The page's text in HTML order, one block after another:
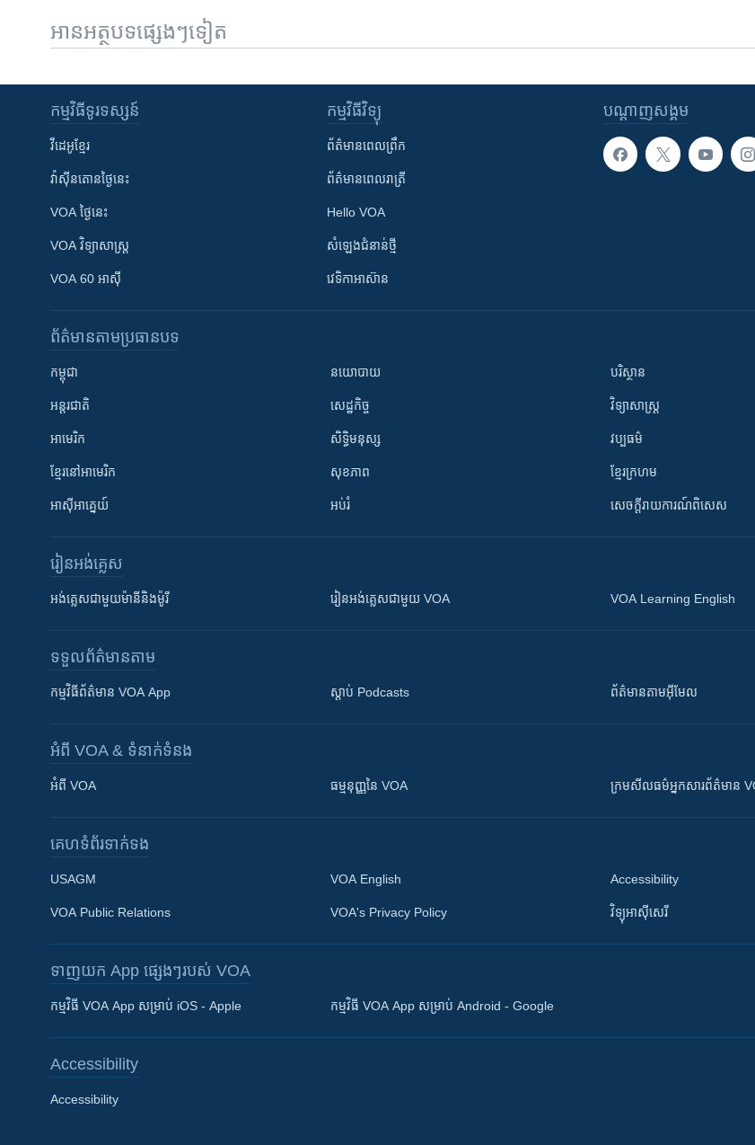
Khmer English
ភាសា
អានអត្ថបទផ្សេងៗទៀត
បណ្តាញ​សង្គម
កម្មវិធី​ទូរទស្សន៍
វីដេអូ​ខ្មែរ
វ៉ាស៊ីនតោន​ថ្ងៃ​នេះ
VOA ថ្ងៃនេះ
VOA ​វិទ្យាសាស្ត្រ
VOA 60 អាស៊ី
កម្មវិធី​វិទ្យុ
ព័ត៌មាន​ពេល​ព្រឹក
ព័ត៌មាន​​ពេល​រាត្រី
Hello VOA
សំឡេង​ជំនាន់​ថ្មី
វេទិកា​អាស៊ាន
ព័ត៌មាន​តាមប្រធានបទ​
កម្ពុជា
អន្តរជាតិ
អាមេរិក
ខ្មែរ​នៅអាមេរិក
អាស៊ីអាគ្នេយ៍
នយោបាយ
សេដ្ឋកិច្ច
សិទ្ធិមនុស្ស
សុខភាព
អប់រំ
បរិស្ថាន
វិទ្យាសាស្រ្ត
វប្បធម៌
ខ្មែរក្រហម
សេចក្តីរាយការណ៍ពិសេស
រៀន​​អង់គ្លេស
អង់គ្លេស​ជាមួយ​ម៉ានី​និង​ម៉ូរី រៀន​​​​​​អង់គ្លេស​​ជាមួយ VOA VOA Learning English
ទទួល​ព័ត៌មាន​តាម
កម្មវិធី​ព័ត៌មាន VOA App ស្តាប់ Podcasts ព័ត៌មាន​តាម​អ៊ីមែល
អំពី​ VOA & ទំនាក់ទំនង
អំពី​ VOA ធម្មនុញ្ញ​នៃ VOA ក្រម​​​សីលធម៌​​​អ្នក​​​សារព័ត៌មាន
គេហទំព័រ​​ទាក់ទង
USAGM
VOA Public Relations
VOA English
VOA's Privacy Policy
Accessibility
វិទ្យុ​អាស៊ី​សេរី
ទាញយក​ App ផ្សេងៗ​របស់​ VOA
កម្មវិធី​ VOA App សម្រាប់ iOS - Apple កម្មវិធី​ VOA App សម្រាប់ Android - Google
Accessibility
Accessibility